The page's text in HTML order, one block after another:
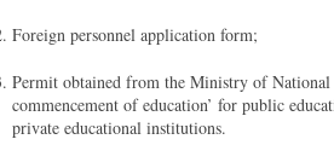
Foreign personnel application form;
Permit obtained from the Ministry of National
commencement of education’ for public
private educational institutions.